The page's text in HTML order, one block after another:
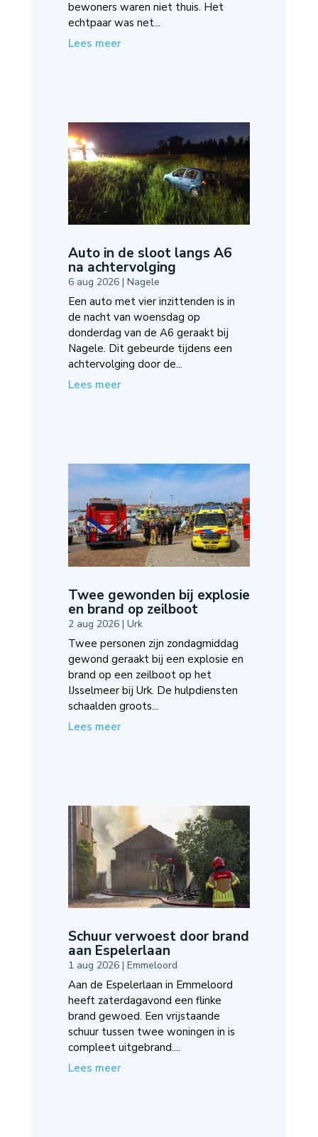
bewoners waren niet thuis. Het
echtpaar was net...
Lees meer
Auto in de sloot langs A6
na achtervolging
6 aug 2026| Nagele
Een auto met vier inzittenden is in
de nacht van woensdag op
donderdag van de A6 geraakt bij
Nagele. Dit gebeurde tijdens een
achtervolging door de...
Lees meer
Twee gewonden bij explosie
en brand op zeilboot
2 aug 2026| Urk
Twee personen zijn zondagmiddag
gewond geraakt bij een explosie en
brand op een zeilboot op het
IJsselmeer bij Urk. De hulpdiensten
schaalden groots...
Lees meer
Schuur verwoest door brand
aan Espelerlaan
1 aug 2026| Emmeloord
Aan de Espelerlaan in Emmeloord
heeft zaterdagavond een flinke
brand gewoed. Een vrijstaande
schuur tussen twee woningen in is
compleet uitgebrand....
Lees meer